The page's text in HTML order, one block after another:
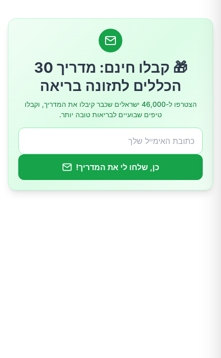
🎁 קבלו חינם: מדריך 30
הכללים לתזונה בריאה
הצטרפו ל-46,000 ישראלים שכבר קיבלו את המדריך, וקבלו
טיפים שבועיים לבריאות טובה יותר.
כן, שלחו לי את המדריך!